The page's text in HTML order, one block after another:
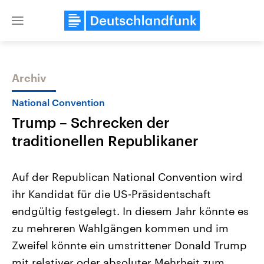
Close
Themen
Landtagswahl Sachsen-Anhalt
2026
Alle Informationen
Sachsen-Anhalt wählt am 6.
September 2026 einen neuen
Landtag. Seit 2021 wird das
Bundesland von einer Koalition aus
Aktuelle Beiträge,
Hintergründe
Wirtschaftlich und
gehören die Vereinigten
den mächtigsten Ländern
mit großem Einfluss auf
Archiv
National Convention
Trump – Schrecken der
traditionellen Republikaner
Auf der Republican National Convention wird
ihr Kandidat für die US-Präsidentschaft
endgültig festgelegt. In diesem Jahr könnte es
zu mehreren Wahlgängen kommen und im
Zweifel könnte ein umstrittener Donald Trump